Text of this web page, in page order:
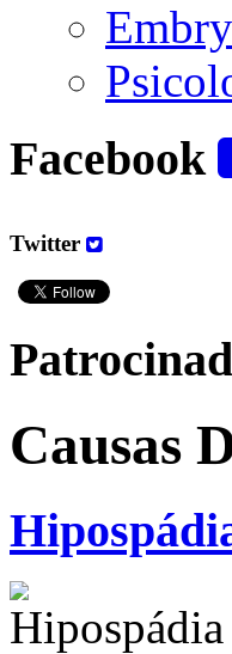
Facebook
Twitter
Causas